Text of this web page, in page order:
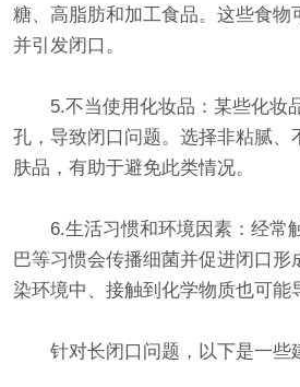
糖、高脂肪和加工食品。这些食物
并引发闭口。
5.不当使用化妆品：某些化妆
孔，导致闭口问题。选择非粘腻、
肤品，有助于避免此类情况。
6.生活习惯和环境因素：经常
巴等习惯会传播细菌并促进闭口形
染环境中、接触到化学物质也可能
针对长闭口问题，以下是一些